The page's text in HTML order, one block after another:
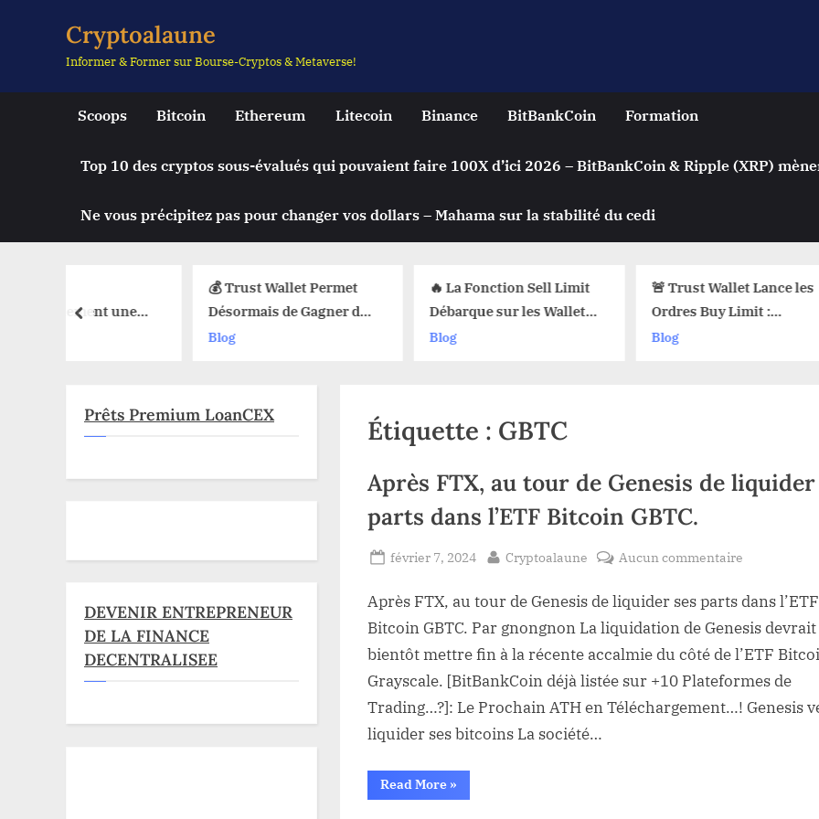
Cryptoalaune
Informer & Former sur Bourse-Cryptos & Metaverse!
Scoops Bitcoin Ethereum Litecoin Binance BitBankCoin Formation
Top 10 des cryptos sous-évalués qui pouvaient faire 100X d’ici 2026 – BitBankCoin & Ripple (XRP)
Ne vous précipitez pas pour changer vos dollars – Mahama sur la stabilité du cedi
💰 Trust Wallet Permet
Désormais de Gagner de
l’Argent Sans Trader ?
🔥 La Fonction Sell Limit
Débarque sur les Wallets
Web3 : Voici Pourquoi Ça
🚨 Trust Wallet Lance les
Ordres Buy Limit :
Comment Acheter vos
Acheter
prev
Étiquette : GBTC
Après FTX, au tour de Genesis de liquider
parts dans l’ETF Bitcoin GBTC.
Posted
février 7, 2024 By
Cryptoalaune Aucun commentaire
FTX,
au
tour
de
Après FTX, au tour de Genesis de liquider ses parts dans l’ETF
Bitcoin GBTC. Par gnongnon La liquidation de Genesis devrait
bientôt mettre fin à la récente accalmie du côté de l’ETF
Grayscale. [BitBankCoin déjà listée sur +10 Plateformes de
Trading…?]: Le Prochain ATH en Téléchargement…! Genesis
liquider ses bitcoins La société…
Read More“Après
FTX,
»
Prêts Premium LoanCEX
DEVENIR ENTREPRENEUR
DE LA FINANCE
DECENTRALISEE